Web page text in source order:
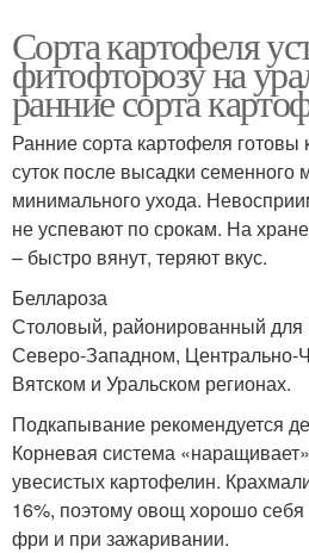
Сорта картофеля
фитофторозу на
ранние сорта
Ранние сорта картофеля готовы
суток после высадки семенного
минимального ухода.
не успевают по срокам. На
– быстро вянут, теряют вкус.
Беллароза
Столовый, районированный
Северо-Западном, Центрально-
Вятском и Уральском регионах.
Подкапывание рекомендуется
Корневая система
увесистых картофелин.
16%, поэтому овощ хорошо
фри и при зажаривании.